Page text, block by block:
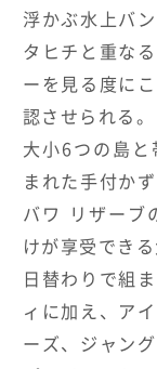
浮かぶ水上バ
タヒチと重な
ーを見る度に
認させられる。
大小6つの島と
まれた手付か
バワ リザーブ
けが享受でき
日替わりで組
ィに加え、ア
ーズ、ジャン